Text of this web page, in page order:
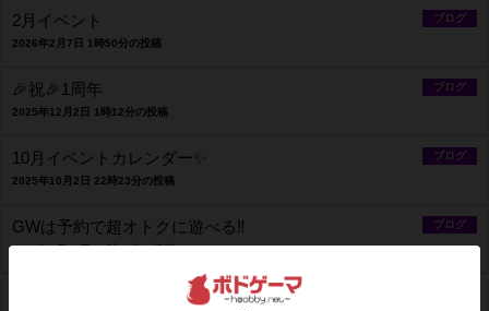
ブログ
2月イベント
2026年2月7日 1時50分の投稿
ブログ
🎉祝🎉1周年
2025年12月2日 1時12分の投稿
ブログ
10月イベントカレンダー✨️
2025年10月2日 22時23分の投稿
ブログ
GWは予約で超オトクに遊べる‼️
【オトク】春休みボードゲームキャンペーン【無料】